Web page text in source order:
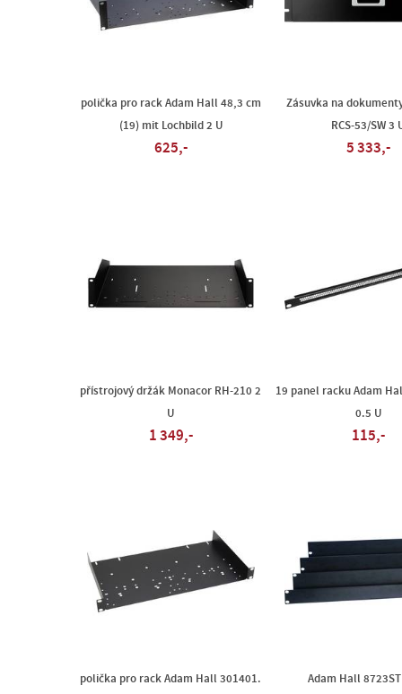
polička pro rack Adam Hall 48,3 cm
(19) mit Lochbild 2 U
625,-
Zásuvka na
RCS-53/SW 3
5 333,-
přístrojový držák Monacor RH-210 2
U
1 349,-
19 panel racku Adam
0.5 U
115,-
polička pro rack Adam Hall 301401.
Adam Hall